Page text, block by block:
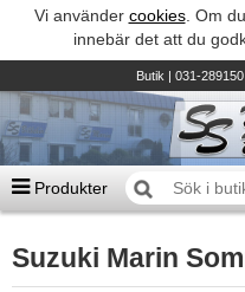
Vi använder cookies. Om
innebär det att du
Butik| 031-289150 |
Produkter
Biltillbehör och reservdelar -
Suzuki Marin